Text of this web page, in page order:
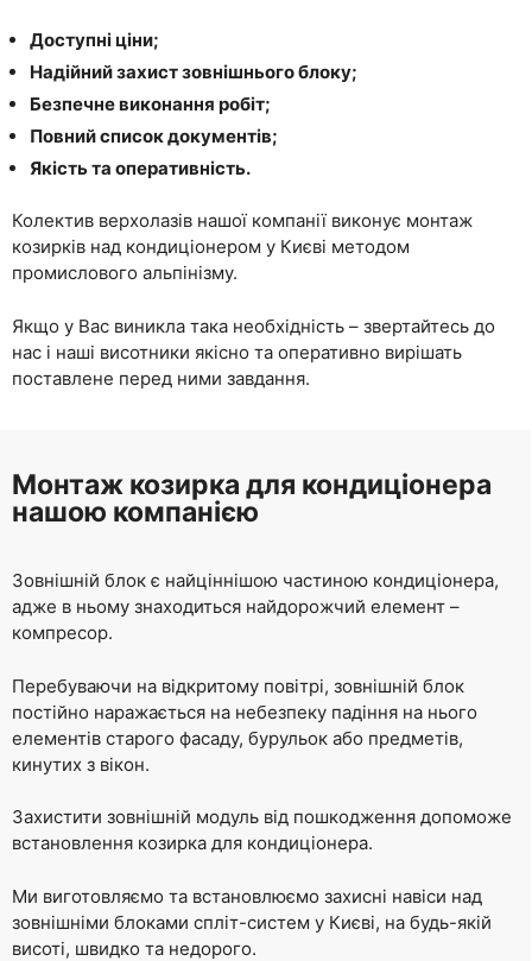
Доступні ціни;
Надійний захист зовнішнього блоку;
Безпечне виконання робіт;
Повний список документів;
Якість та оперативність.
Колектив верхолазів нашої компанії виконує монтаж
козирків над кондиціонером у Києві методом
промислового альпінізму.
Якщо у Вас виникла така необхідність – звертайтесь до
нас і наші висотники якісно та оперативно вирішать
поставлене перед ними завдання.
Монтаж козирка для кондиціонера
нашою компанією
Зовнішній блок є найціннішою частиною кондиціонера,
адже в ньому знаходиться найдорожчий елемент –
компресор.
Перебуваючи на відкритому повітрі, зовнішній блок
постійно наражається на небезпеку падіння на нього
елементів старого фасаду, бурульок або предметів,
кинутих з вікон.
Захистити зовнішній модуль від пошкодження допоможе
встановлення козирка для кондиціонера.
Ми виготовляємо та встановлюємо захисні навіси над
зовнішніми блоками спліт-систем у Києві, на будь-якій
висоті, швидко та недорого.